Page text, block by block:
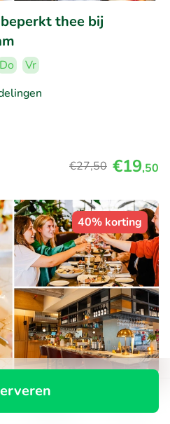
thee bij
Do
Vr
€27,50 €19,50
40% korting
in centrum Rotterdam